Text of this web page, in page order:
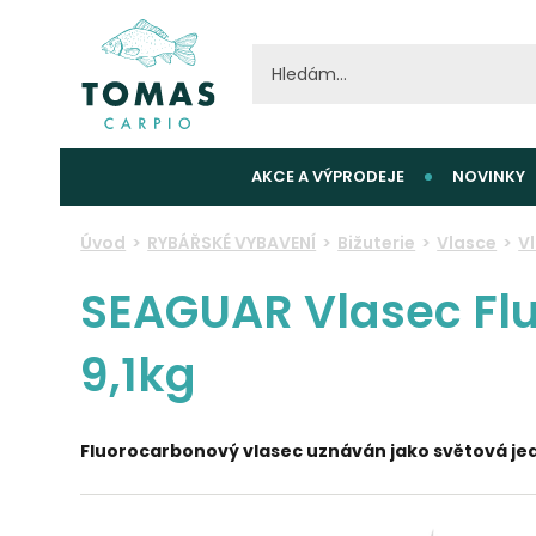
AKCE A VÝPRODEJE NOVINKY
Úvod RYBÁŘSKÉ VYBAVENÍ Bižuterie Vlasce
SEAGUAR Vlasec
9,1kg
Fluorocarbonový vlasec uznáván jako světová